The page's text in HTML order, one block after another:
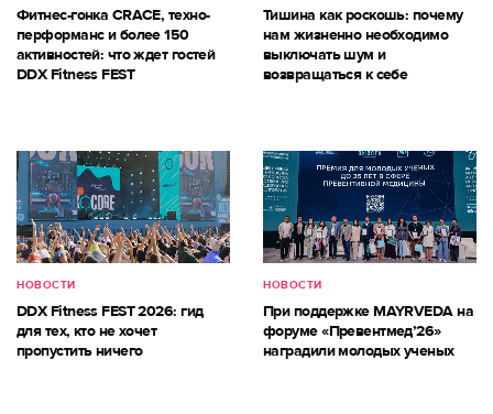
Фитнес-гонка CRACE, техно-
перформанс и более 150
активностей: что ждет гостей
DDX Fitness FEST
Тишина как роскошь: почему
нам жизненно необходимо
выключать шум и
возвращаться к себе
НОВОСТИ
DDX Fitness FEST 2026: гид
для тех, кто не хочет
пропустить ничего
НОВОСТИ
При поддержке MAYRVEDA на
форуме «Превентмед’26»
наградили молодых ученых